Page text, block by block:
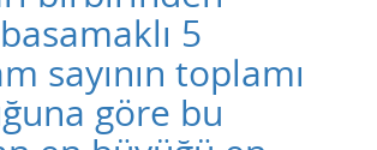
5
sayının toplamı
göre bu